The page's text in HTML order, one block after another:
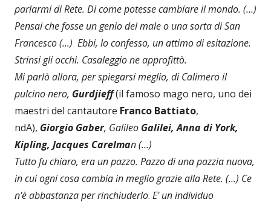
parlarmi di Rete. Di come potesse cambiare il mondo. (…)
Pensai che fosse un genio del male o una sorta di San
Francesco (...) Ebbi, lo confesso, un attimo di esitazione.
Strinsi gli occhi. Casaleggio ne approfittò.
Mi parlò allora, per spiegarsi meglio, di Calimero il
pulcino nero, Gurdjieff(il famoso mago nero, uno dei
maestri del cantautore Franco Battiato,
ndA), Giorgio Gaber, Galileo Galilei, Anna di York,
Kipling, Jacques Carelman (…)
Tutto fu chiaro, era un pazzo. Pazzo di una pazzia nuova,
in cui ogni cosa cambia in meglio grazie alla Rete. (…) Ce
n'è abbastanza per rinchiuderlo. E' un individuo